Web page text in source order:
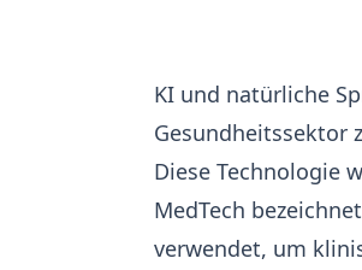
KI und natürliche
Gesundheitssektor
Diese Technologie
MedTech
verwendet, um